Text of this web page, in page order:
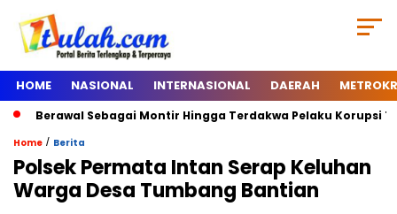
HOME NASIONAL INTERNASIONAL DAERAH
Berawal Sebagai Montir Hingga Terdakwa Pelaku Korupsi
Home / Berita
Polsek Permata Intan Serap Keluhan
Warga Desa Tumbang Bantian